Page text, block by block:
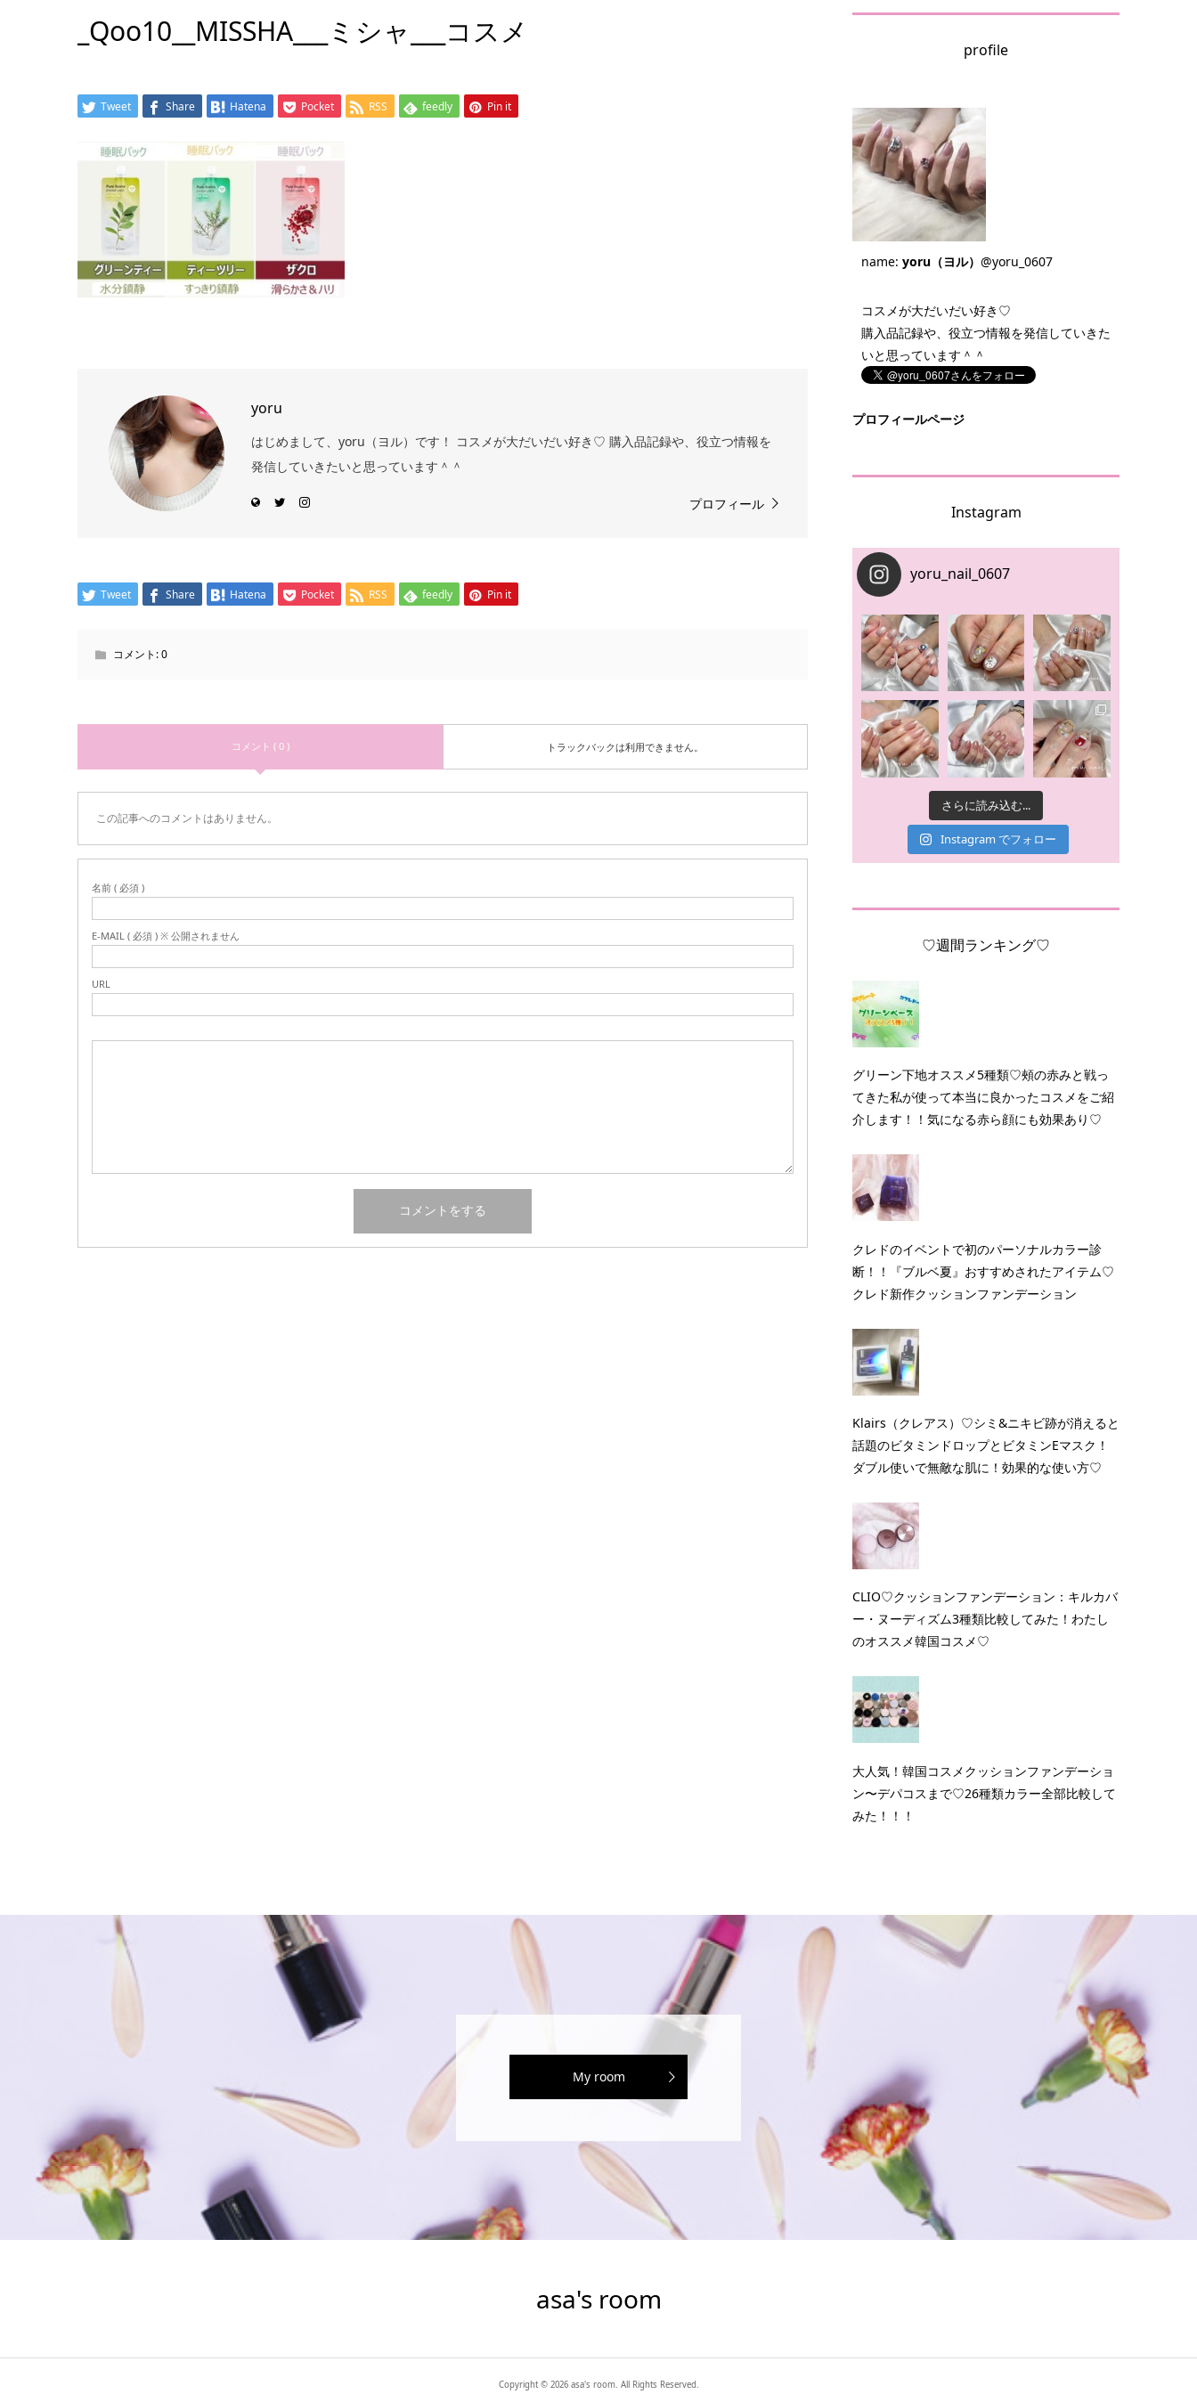
_Qoo10__MISSHA___ミシャ___コスメ
Tweet Share Hatena Pocket RSS feedly Pin it
yoru
はじめまして、yoru（ヨル）です！ コスメが大だいだい好き♡ 購入品記録や、役立つ情報を
発信していきたいと思っています＾＾
プロフィール
Tweet Share Hatena Pocket RSS feedly Pin it
コメント:0
コメント ( 0 ) トラックバックは利用できません。
この記事へのコメントはありません。
名前 ( 必須 )
E-MAIL ( 必須 ) ※ 公開されません
URL
profile
name: yoru（ヨル） @yoru_0607
コスメが大だいだい好き♡
購入品記録や、役立つ情報を発信していきた
いと思っています＾＾
プロフィールページ
Instagram
yoru_nail_0607
さらに読み込む...
Instagram でフォロー
♡週間ランキング♡
グリーン下地オススメ5種類♡頰の赤みと戦っ
てきた私が使って本当に良かったコスメをご紹
介します！！気になる赤ら顔にも効果あり♡
クレドのイベントで初のパーソナルカラー診
断！！『ブルベ夏』おすすめされたアイテム♡
クレド新作クッションファンデーション
Klairs（クレアス）♡シミ&ニキビ跡が消えると
話題のビタミンドロップとビタミンEマスク！
ダブル使いで無敵な肌に！効果的な使い方♡
CLIO♡クッションファンデーション：キルカバ
ー・ヌーディズム3種類比較してみた！わたし
のオススメ韓国コスメ♡
大人気！韓国コスメクッションファンデーショ
ン〜デパコスまで♡26種類カラー全部比較して
みた！！！
My room
asa's room
Copyright ©2026asa's room. All Rights Reserved.